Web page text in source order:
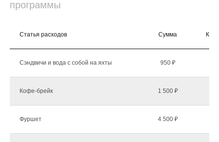
программы
Статья расходов Сумма
Сэндвичи и вода с собой на яхты 950 ₽
Кофе-брейк 1 500 ₽
Фуршет 4 500 ₽